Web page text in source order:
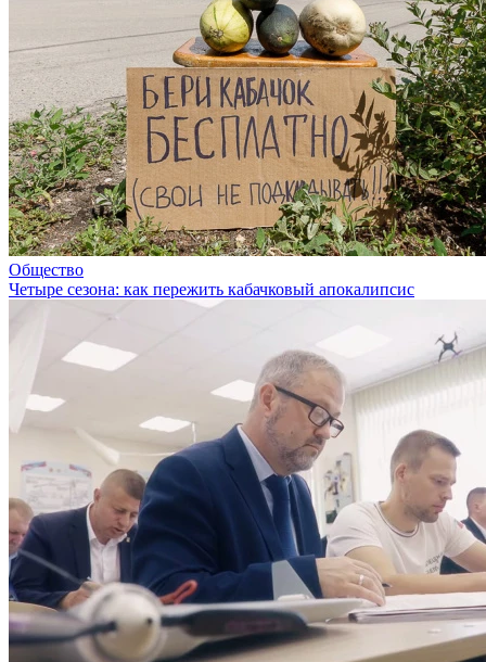
Общество
Четыре сезона: как пережить кабачковый апокалипсис